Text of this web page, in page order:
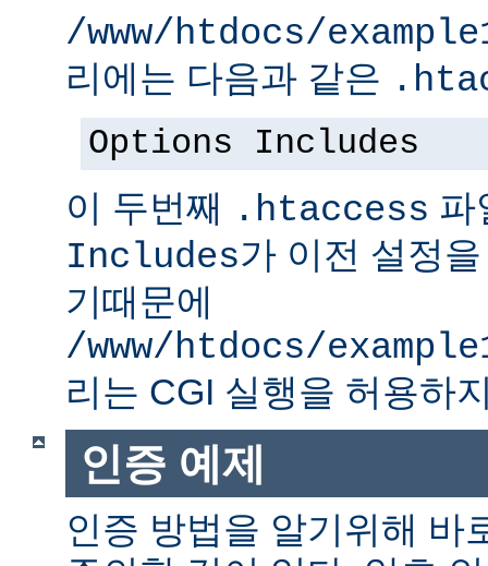
/www/htdocs/
리에는 다음과 같은
Options Includes
이 두번째 .htaccess
Includes가 이전 설정
기때문에
/www/htdocs/
리는 CGI 실행을 허용하
인증 예제
인증 방법을 알기위해 바